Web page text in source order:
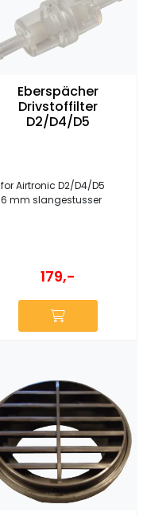
Eberspächer
Drivstoffilter
D2/D4/D5
for Airtronic D2/D4/D5
6 mm slangestusser
179,-